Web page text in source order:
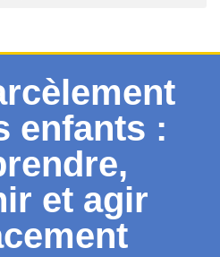
enfants :
et agir